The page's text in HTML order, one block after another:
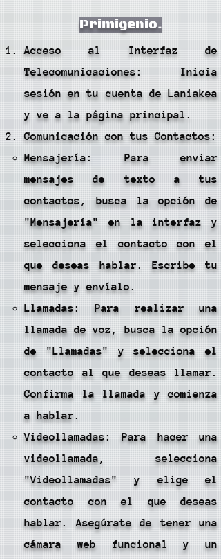
Primigenio.
Acceso al Interfaz de
Telecomunicaciones: Inicia
sesión en tu cuenta de Laniakea
y ve a la página principal.
Comunicación con tus Contactos:
Mensajería: Para enviar
mensajes de texto a tus
contactos, busca la opción de
"Mensajería" en la interfaz y
selecciona el contacto con el
que deseas hablar. Escribe tu
mensaje y envíalo.
Llamadas: Para realizar una
llamada de voz, busca la opción
de "Llamadas" y selecciona el
contacto al que deseas llamar.
Confirma la llamada y comienza
a hablar.
Videollamadas: Para hacer una
videollamada, selecciona
"Videollamadas" y elige el
contacto con el que deseas
hablar. Asegúrate de tener una
cámara web funcional y un